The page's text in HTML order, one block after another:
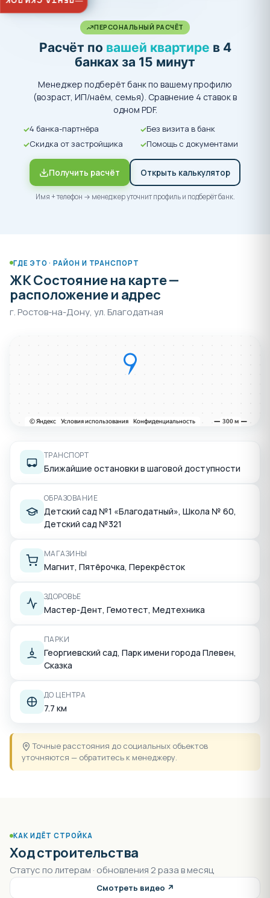
ПЕРСОНАЛЬНЫЙ РАСЧЁТ
Расчёт по вашей квартире в 4
банках за 15 минут
Менеджер подберёт банк по вашему профилю
(возраст, ИП/наём, семья). Сравнение 4 ставок в
одном PDF.
4 банка-партнёра
Без визита в банк
Скидка от застройщика
Помощь с документами
Получить расчёт Открыть калькулятор
Имя + телефон → менеджер уточнит профиль и подберёт банк.
ГДЕ ЭТО · РАЙОН И ТРАНСПОРТ
ЖК Состояние на карте —
расположение и адрес
г. Ростов-на-Дону, ул. Благодатная
ТРАНСПОРТ
Ближайшие остановки в шаговой доступности
ОБРАЗОВАНИЕ
Детский сад №1 «Благодатный», Школа № 60,
Детский сад №321
МАГАЗИНЫ
Магнит, Пятёрочка, Перекрёсток
ЗДОРОВЬЕ
Мастер-Дент, Гемотест, Медтехника
ПАРКИ
Георгиевский сад, Парк имени города Плевен,
Сказка
ДО ЦЕНТРА
7.7 км
Точные расстояния до социальных объектов
уточняются — обратитесь к менеджеру.
КАК ИДЁТ СТРОЙКА
Ход строительства
Статус по литерам · обновления 2 раза в месяц
Смотреть видео ↗